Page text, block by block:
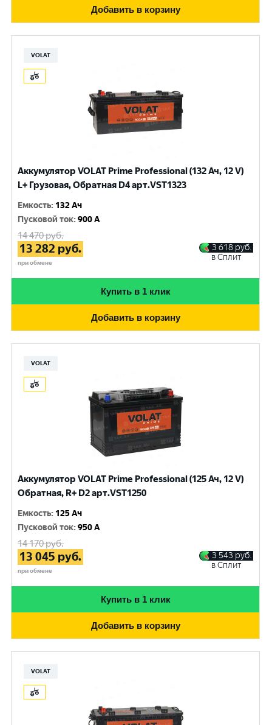
Добавить в корзину
VOLAT
Аккумулятор VOLAT Prime Professional (132 Ач, 12 V)
L+ Грузовая, Обратная D4 арт.VST1323
Емкость: 132 Ач
Пусковой ток:900 A
14 470руб.
13 282 руб.
при обмене
3 618 руб.
в Сплит
Купить в 1 клик
Добавить в корзину
VOLAT
Аккумулятор VOLAT Prime Professional (125 Ач, 12 V)
Обратная, R+ D2 арт.VST1250
Емкость: 125 Ач
Пусковой ток:950 A
14 170руб.
13 045 руб.
при обмене
3 543 руб.
в Сплит
Купить в 1 клик
Добавить в корзину
VOLAT